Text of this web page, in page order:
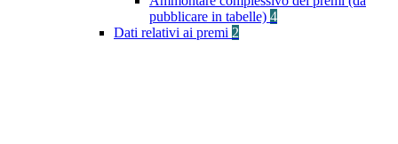
pubblicare in tabelle) 4
Dati relativi ai premi 2